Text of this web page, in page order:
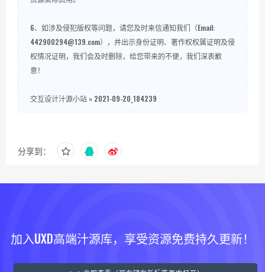
6、如涉及侵犯版权等问题，请您及时来信通知我们（Email:
442900294@139.com），并出示身份证明、著作权权属证明及侵
权情况证明，我们会及时删除，给您带来的不便，我们深表歉
意！
交互设计汁源小站 » 2021-09-20_184239
分享到：
加入UXD高端汁源库，享受资源免费持久更新！